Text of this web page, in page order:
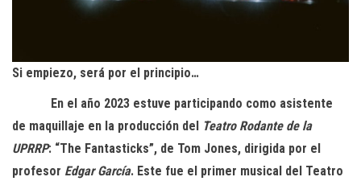
Si empiezo, será por el principio…
En el año 2023 estuve participando como asistente
de maquillaje en la producción del
Teatro Rodante de la
UPRRP: “The Fantasticks”, de Tom Jones, dirigida por el
profesor Edgar García. Este fue el primer musical del Teatro